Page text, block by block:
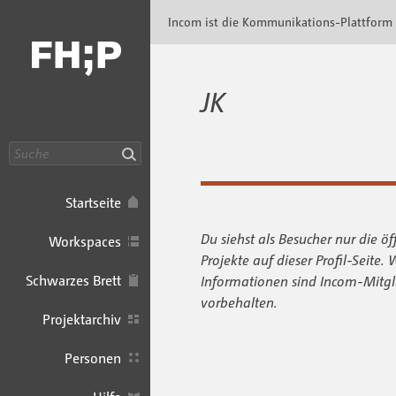
Startseite
Workspaces
Schwarzes Brett
Projektarchiv
Personen
Incom ist die Kommunikations-Plattform
JK
Du siehst als Besucher nur die
Projekte auf dieser Profil-Seite.
Informationen sind Incom-
vorbehalten.